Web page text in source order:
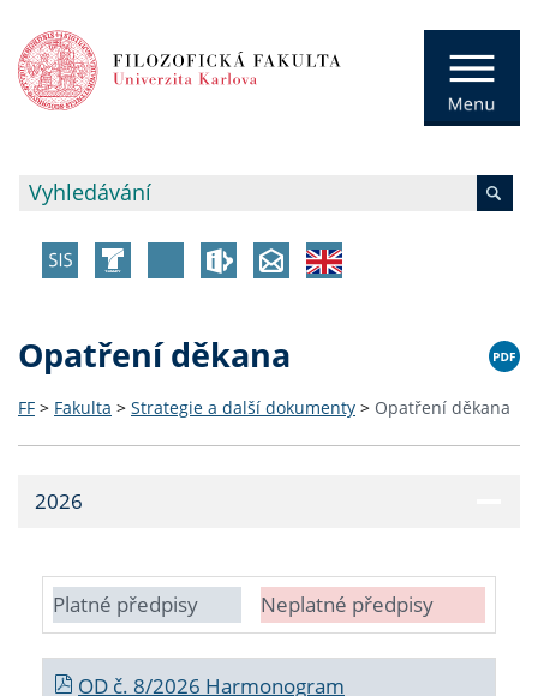
Opatření děkana
FF > Fakulta > Strategie a další dokumenty > Opatření děkana
2026
Platné předpisy Neplatné předpisy
OD č. 8/2026 Harmonogram